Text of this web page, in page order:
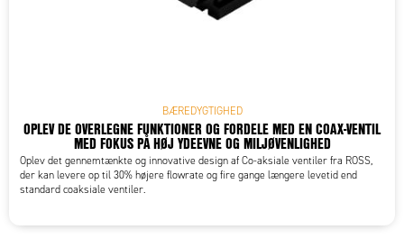
BÆREDYGTIGHED
OPLEV DE OVERLEGNE FUNKTIONER OG FORDELE MED EN COAX-VENTIL
MED FOKUS PÅ HØJ YDEEVNE OG MILJØVENLIGHED
Oplev det gennemtænkte og innovative design af Co-aksiale ventiler fra ROSS,
der kan levere op til 30% højere flowrate og fire gange længere levetid end
standard coaksiale ventiler.